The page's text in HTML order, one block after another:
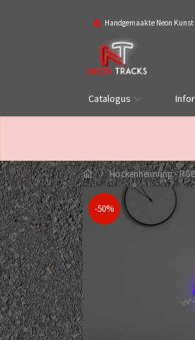
Handgemaakte Neon Kunst
Catalogus
Hockenheimring -
-50%